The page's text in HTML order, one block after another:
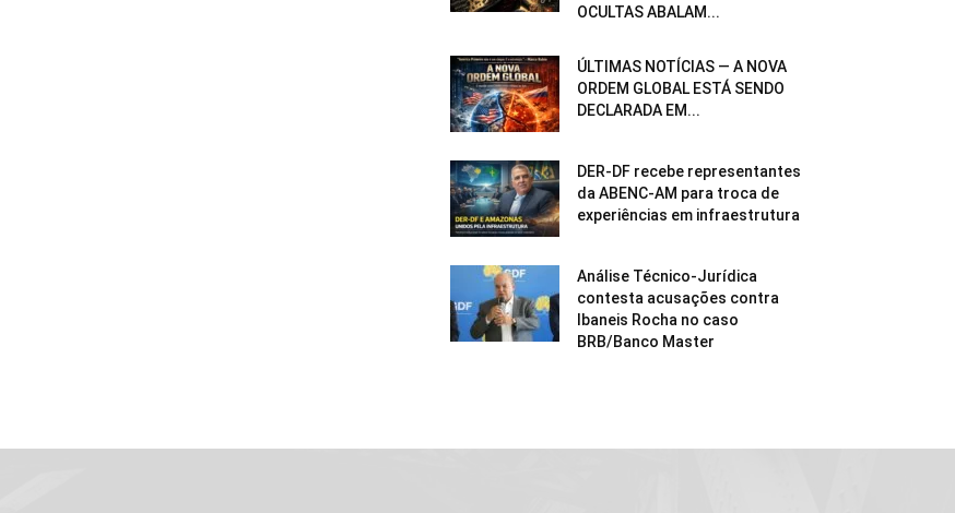
OCULTAS ABALAM...
ÚLTIMAS NOTÍCIAS — A NOVA
ORDEM GLOBAL ESTÁ SENDO
DECLARADA EM...
DER-DF recebe representantes
da ABENC-AM para troca de
experiências em infraestrutura
Análise Técnico-Jurídica
contesta acusações contra
Ibaneis Rocha no caso
BRB/Banco Master